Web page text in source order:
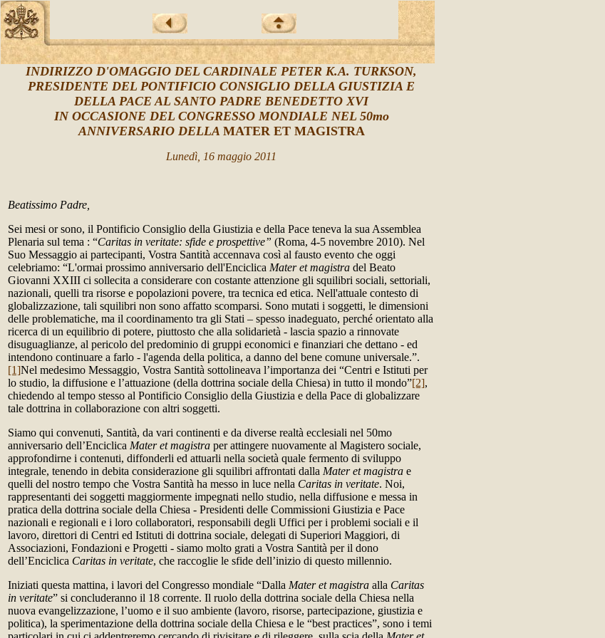
INDIRIZZO D'OMAGGIO DEL CARDINALE PETER K.A. TURKSON,
PRESIDENTE DEL PONTIFICIO CONSIGLIO DELLA GIUSTIZIA E
DELLA PACE AL SANTO PADRE BENEDETTO XVI
IN OCCASIONE DEL CONGRESSO MONDIALE NEL 50mo
ANNIVERSARIO DELLA MATER ET MAGISTRA
Lunedì, 16 maggio 2011
Beatissimo Padre,
Sei mesi or sono, il Pontificio Consiglio della Giustizia e della Pace teneva la sua Assemblea
Plenaria sul tema : “Caritas in veritate: sfide e prospettive” (Roma, 4-5 novembre 2010). Nel
Suo Messaggio ai partecipanti, Vostra Santità accennava così al fausto evento che oggi
celebriamo: “L'ormai prossimo anniversario dell'Enciclica Mater et magistra del Beato
Giovanni XXIII ci sollecita a considerare con costante attenzione gli squilibri sociali, settoriali,
nazionali, quelli tra risorse e popolazioni povere, tra tecnica ed etica. Nell'attuale contesto di
globalizzazione, tali squilibri non sono affatto scomparsi. Sono mutati i soggetti, le dimensioni
delle problematiche, ma il coordinamento tra gli Stati – spesso inadeguato, perché orientato alla
ricerca di un equilibrio di potere, piuttosto che alla solidarietà - lascia spazio a rinnovate
disuguaglianze, al pericolo del predominio di gruppi economici e finanziari che dettano - ed
intendono continuare a farlo - l'agenda della politica, a danno del bene comune universale.”.
[1]Nel medesimo Messaggio, Vostra Santità sottolineava l’importanza dei “Centri e Istituti per
lo studio, la diffusione e l’attuazione (della dottrina sociale della Chiesa) in tutto il mondo”[2],
chiedendo al tempo stesso al Pontificio Consiglio della Giustizia e della Pace di globalizzare
tale dottrina in collaborazione con altri soggetti.
Siamo qui convenuti, Santità, da vari continenti e da diverse realtà ecclesiali nel 50mo
anniversario dell’Enciclica Mater et magistra per attingere nuovamente al Magistero sociale,
approfondirne i contenuti, diffonderli ed attuarli nella società quale fermento di sviluppo
integrale, tenendo in debita considerazione gli squilibri affrontati dalla Mater et magistra e
quelli del nostro tempo che Vostra Santità ha messo in luce nella Caritas in veritate. Noi,
rappresentanti dei soggetti maggiormente impegnati nello studio, nella diffusione e messa in
pratica della dottrina sociale della Chiesa - Presidenti delle Commissioni Giustizia e Pace
nazionali e regionali e i loro collaboratori, responsabili degli Uffici per i problemi sociali e il
lavoro, direttori di Centri ed Istituti di dottrina sociale, delegati di Superiori Maggiori, di
Associazioni, Fondazioni e Progetti - siamo molto grati a Vostra Santità per il dono
dell’Enciclica Caritas in veritate, che raccoglie le sfide dell’inizio di questo millennio.
Iniziati questa mattina, i lavori del Congresso mondiale “Dalla Mater et magistra alla Caritas
in veritate” si concluderanno il 18 corrente. Il ruolo della dottrina sociale della Chiesa nella
nuova evangelizzazione, l’uomo e il suo ambiente (lavoro, risorse, partecipazione, giustizia e
politica), la sperimentazione della dottrina sociale della Chiesa e le “best practices”, sono i temi